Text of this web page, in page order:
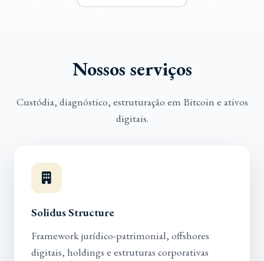
Nossos serviços
Custódia, diagnóstico, estruturação em Bitcoin e ativos
digitais.
Solidus Structure
Framework jurídico-patrimonial, offshores
digitais, holdings e estruturas corporativas